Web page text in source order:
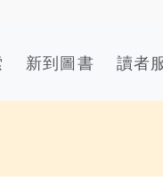
新到圖書 讀者